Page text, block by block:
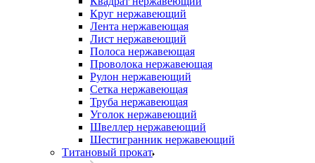
Круг нержавеющий
Лента нержавеющая
Лист нержавеющий
Полоса нержавеющая
Проволока нержавеющая
Рулон нержавеющий
Сетка нержавеющая
Труба нержавеющая
Уголок нержавеющий
Швеллер нержавеющий
Шестигранник нержавеющий
Титановый прокат